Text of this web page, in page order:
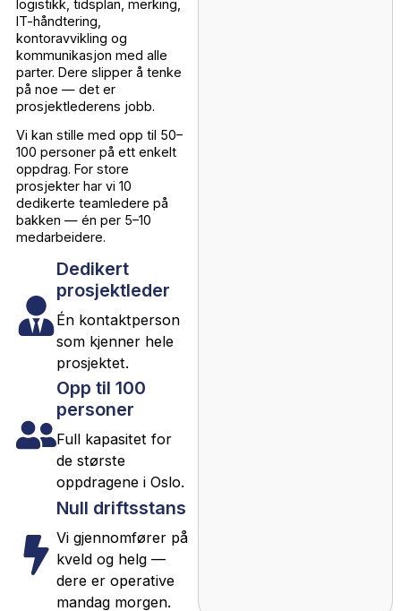
enkelt flytteoppdrag. Det er
et prosjekt. Det krever
koordinering av mange
mennesker, tette tidsfrister
og én som har full oversikt
fra start til slutt.
Hos Løft tilbyr vi dedikert
prosjektledelse for bedrifter
i Oslo som trenger mer enn
bare mannskap. Du får én
overordnet prosjektleder
som tar det fulle ansvaret —
nøkkel er levert tilbake til
utleier.
Prosjektlederen din
koordinerer alt: mannskap,
logistikk, tidsplan, merking,
IT-håndtering,
kontoravvikling og
kommunikasjon med alle
parter. Dere slipper å tenke
på noe — det er
prosjektlederens jobb.
Vi kan stille med opp til 50–
oppdrag. For store
prosjekter har vi 10
dedikerte teamledere på
bakken — én per 5–10